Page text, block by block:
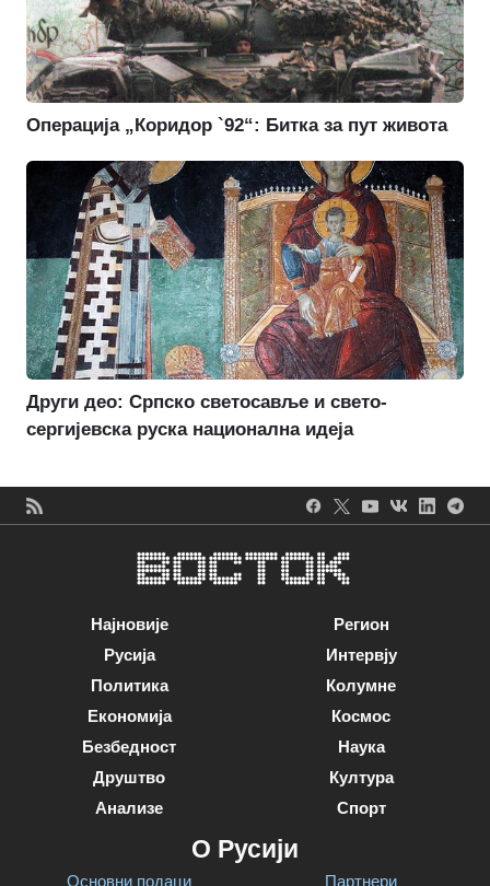
Операција „Коридор `92“: Битка за пут живота
Други део: Српско светосавље и свето-
сергијевска руска национална идеја
Најновије
Русија
Политика
Економија
Безбедност
Друштво
Анализе
Регион
Интервју
Колумне
Космос
Наука
Култура
Спорт
О Русији
Основни подаци Партнери